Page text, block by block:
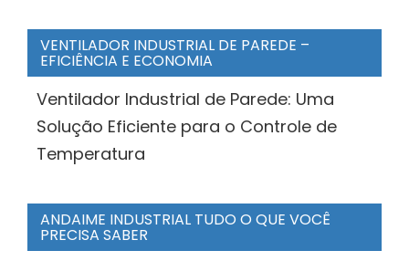
VENTILADOR INDUSTRIAL DE PAREDE –
EFICIÊNCIA E ECONOMIA
Ventilador Industrial de Parede: Uma
Solução Eficiente para o Controle de
Temperatura
ANDAIME INDUSTRIAL TUDO O QUE VOCÊ
PRECISA SABER